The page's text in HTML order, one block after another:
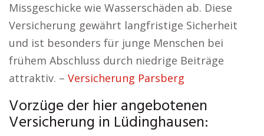
Missgeschicke wie Wasserschäden ab. Diese
Versicherung gewährt langfristige Sicherheit
und ist besonders für junge Menschen bei
frühem Abschluss durch niedrige Beiträge
attraktiv. – Versicherung Parsberg
Vorzüge der hier angebotenen
Versicherung in Lüdinghausen: